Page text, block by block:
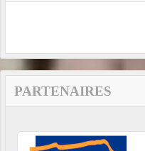
PARTENAIRES